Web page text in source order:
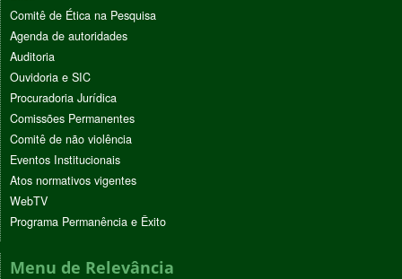
Comitê de Ética na Pesquisa
Agenda de autoridades
Auditoria
Ouvidoria e SIC
Procuradoria Jurídica
Comissões Permanentes
Comitê de não violência
Eventos Institucionais
Atos normativos vigentes
WebTV
Programa Permanência e Êxito
Menu de Relevância